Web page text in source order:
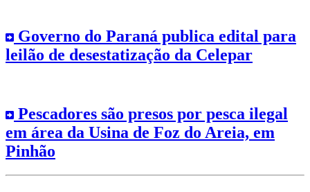
Governo do Paraná publica edital para
leilão de desestatização da Celepar
Pescadores são presos por pesca ilegal
em área da Usina de Foz do Areia, em
Pinhão